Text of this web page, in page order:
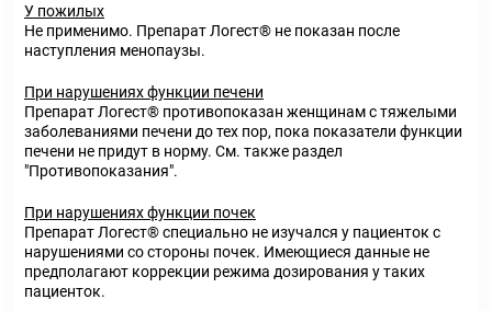
У пожилых
Не применимо. Препарат Логест® не показан после
наступления менопаузы.
При нарушениях функции печени
Препарат Логест® противопоказан женщинам с тяжелыми
заболеваниями печени до тех пор, пока показатели функции
печени не придут в норму. См. также раздел
"Противопоказания".
При нарушениях функции почек
Препарат Логест® специально не изучался у пациенток с
нарушениями со стороны почек. Имеющиеся данные не
предполагают коррекции режима дозирования у таких
пациенток.